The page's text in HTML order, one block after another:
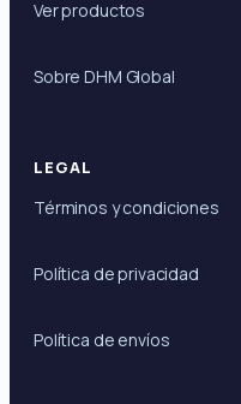
Ver productos
Sobre DHM Global
LEGAL
Términos y condiciones
Política de privacidad
Política de envíos